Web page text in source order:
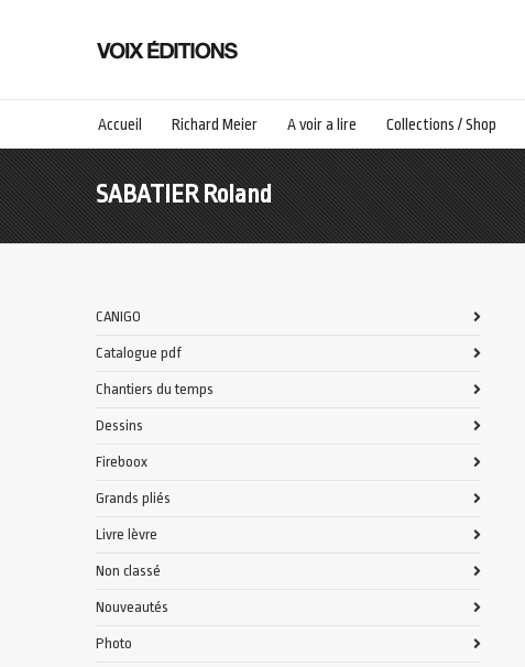
Accueil Richard Meier A voir a lire Collections / Shop
SABATIER Roland
CANIGO
Catalogue pdf
Chantiers du temps
Dessins
Fireboox
Grands pliés
Livre lèvre
Non classé
Nouveautés
Photo